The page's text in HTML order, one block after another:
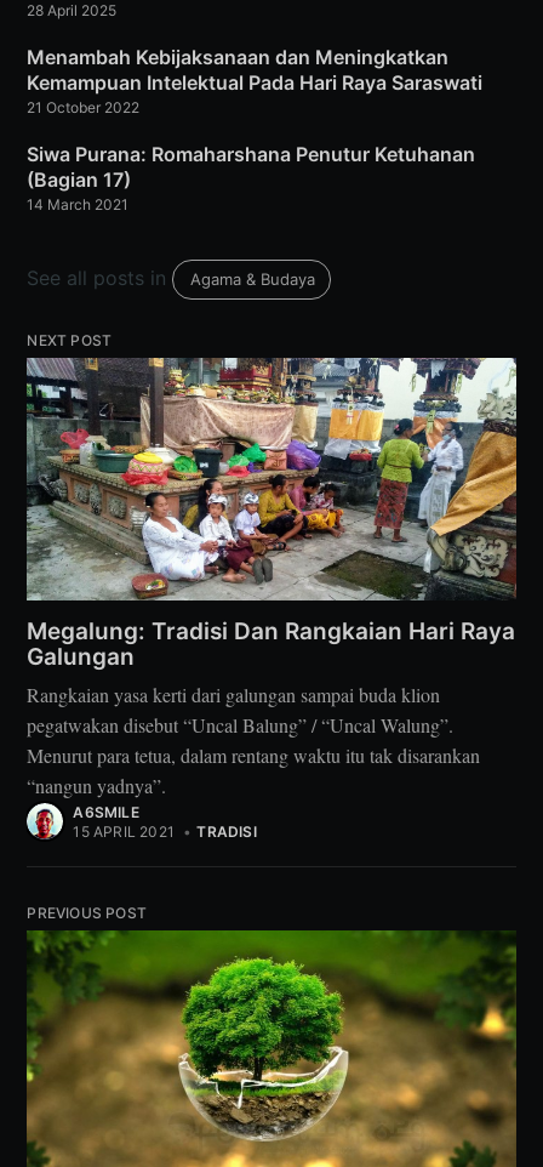
28 April 2025
Menambah Kebijaksanaan dan Meningkatkan
Kemampuan Intelektual Pada Hari Raya Saraswati
21 October 2022
Siwa Purana: Romaharshana Penutur Ketuhanan
(Bagian 17)
14 March 2021
See all posts in Agama & Budaya
NEXT POST
Megalung: Tradisi Dan Rangkaian Hari Raya
Galungan
Rangkaian yasa kerti dari galungan sampai buda klion
pegatwakan disebut “Uncal Balung” / “Uncal Walung”.
Menurut para tetua, dalam rentang waktu itu tak disarankan
“nangun yadnya”.
A6SMILE
15 APRIL 2021
• TRADISI
PREVIOUS POST